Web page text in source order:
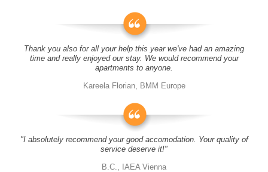
Thank you also for all your help this year we've had an amazing
time and really enjoyed our stay. We would recommend your
apartments to anyone.
Kareela Florian, BMM Europe
"I absolutely recommend your good accomodation. Your quality of
service deserve it!"
B.C., IAEA Vienna